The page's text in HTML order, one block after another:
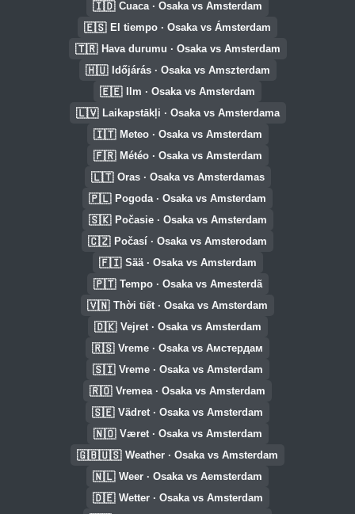
🇮🇩 Cuaca · Osaka vs Amsterdam
🇪🇸 El tiempo · Osaka vs Ámsterdam
🇹🇷 Hava durumu · Osaka vs Amsterdam
🇭🇺 Időjárás · Osaka vs Amszterdam
🇪🇪 Ilm · Osaka vs Amsterdam
🇱🇻 Laikapstākļi · Osaka vs Amsterdama
🇮🇹 Meteo · Osaka vs Amsterdam
🇫🇷 Météo · Osaka vs Amsterdam
🇱🇹 Oras · Osaka vs Amsterdamas
🇵🇱 Pogoda · Osaka vs Amsterdam
🇸🇰 Počasie · Osaka vs Amsterdam
🇨🇿 Počasí · Osaka vs Amsterodam
🇫🇮 Sää · Osaka vs Amsterdam
🇵🇹 Tempo · Osaka vs Amesterdã
🇻🇳 Thời tiết · Osaka vs Amsterdam
🇩🇰 Vejret · Osaka vs Amsterdam
🇷🇸 Vreme · Osaka vs Амстердам
🇸🇮 Vreme · Osaka vs Amsterdam
🇷🇴 Vremea · Osaka vs Amsterdam
🇸🇪 Vädret · Osaka vs Amsterdam
🇳🇴 Været · Osaka vs Amsterdam
🇬🇧🇺🇸 Weather · Osaka vs Amsterdam
🇳🇱 Weer · Osaka vs Aemsterdam
🇩🇪 Wetter · Osaka vs Amsterdam